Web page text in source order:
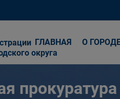
округа
ГЛАВНАЯ О